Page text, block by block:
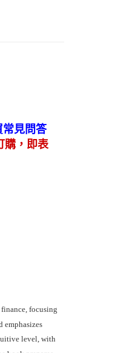
常見問答
購，即表
focusing
emphasizes
level, with